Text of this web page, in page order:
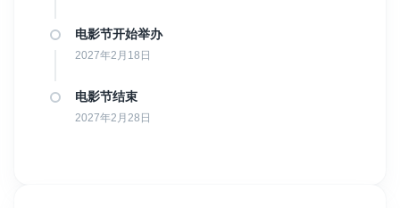
电影节开始举办
2027年2月18日
电影节结束
2027年2月28日